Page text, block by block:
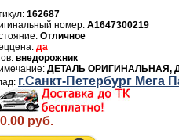
162687
A1647300219
Отличное
да
внедорожник
ДЕТАЛЬ ОРИГИНАЛЬНАЯ,
г.Санкт-Петербург Мега
руб.